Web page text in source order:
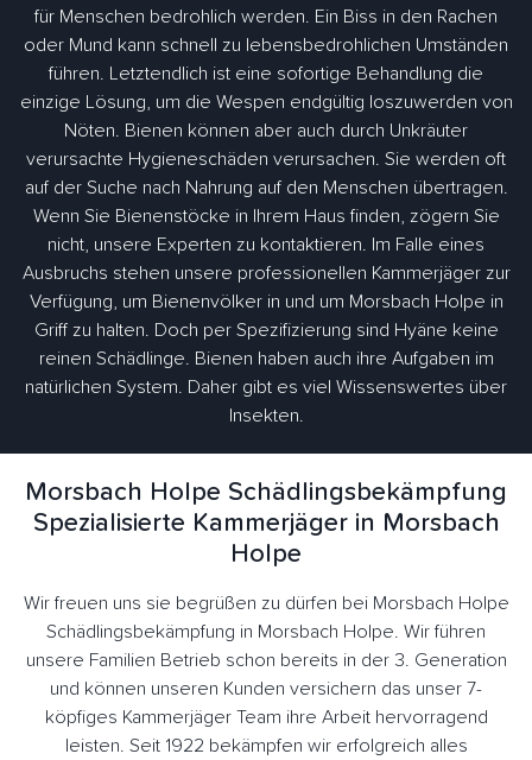
für Menschen bedrohlich werden. Ein Biss in den Rachen
oder Mund kann schnell zu lebensbedrohlichen Umständen
führen. Letztendlich ist eine sofortige Behandlung die
einzige Lösung, um die Wespen endgültig loszuwerden von
Nöten. Bienen können aber auch durch Unkräuter
verursachte Hygieneschäden verursachen. Sie werden oft
auf der Suche nach Nahrung auf den Menschen übertragen.
Wenn Sie Bienenstöcke in Ihrem Haus finden, zögern Sie
nicht, unsere Experten zu kontaktieren. Im Falle eines
Ausbruchs stehen unsere professionellen Kammerjäger zur
Verfügung, um Bienenvölker in und um Morsbach Holpe in
Griff zu halten. Doch per Spezifizierung sind Hyäne keine
reinen Schädlinge. Bienen haben auch ihre Aufgaben im
natürlichen System. Daher gibt es viel Wissenswertes über
Insekten.
Morsbach Holpe Schädlingsbekämpfung
Spezialisierte Kammerjäger in Morsbach
Holpe
Wir freuen uns sie begrüßen zu dürfen bei Morsbach Holpe
Schädlingsbekämpfung in Morsbach Holpe. Wir führen
unsere Familien Betrieb schon bereits in der 3. Generation
und können unseren Kunden versichern das unser 7-
köpfiges Kammerjäger Team ihre Arbeit hervorragend
leisten. Seit 1922 bekämpfen wir erfolgreich alles